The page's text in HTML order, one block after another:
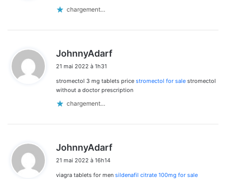
chargement…
JohnnyAdarf
:
21 mai 2022 à 1h31
stromectol 3 mg tablets price stromectol for sale stromectol
without a doctor prescription
chargement…
JohnnyAdarf
21 mai 2022 à 16h14
viagra tablets for men sildenafil citrate 100mg for sale